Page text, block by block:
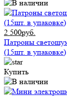
2 500руб.
Патроны
(15шт. в упаковке)
Купить